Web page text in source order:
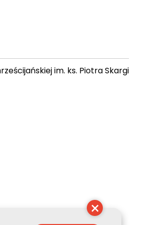
im. ks. Piotra Skargi
×